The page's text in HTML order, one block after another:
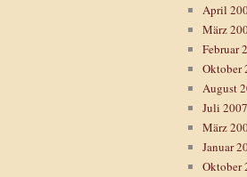
April
März
Februar
Oktober
August
Juli 2007
März
Januar
Oktober